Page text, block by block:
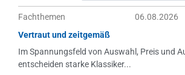
Fachthemen
06.08.2026
Vertraut und zeitgemäß
Im Spannungsfeld von Auswahl, Preis und
entscheiden starke Klassiker...